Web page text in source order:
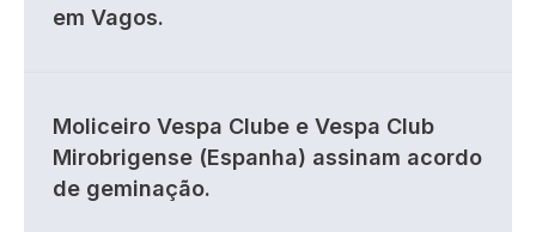
em Vagos.
Moliceiro Vespa Clube e Vespa Club
Mirobrigense (Espanha) assinam acordo
de geminação.